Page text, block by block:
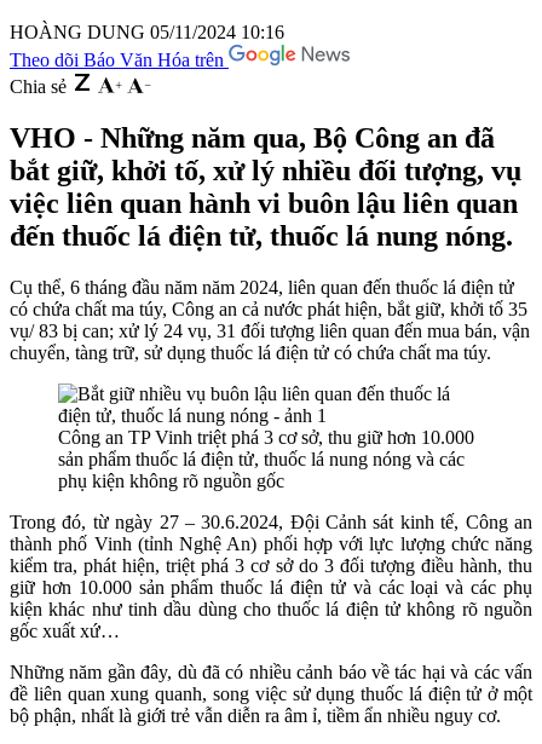
HOÀNG DUNG 05/11/2024 10:16
Theo dõi Báo Văn Hóa trên
Chia sẻ
VHO - Những năm qua, Bộ Công an đã
bắt giữ, khởi tố, xử lý nhiều đối tượng, vụ
việc liên quan hành vi buôn lậu liên quan
đến thuốc lá điện tử, thuốc lá nung nóng.
Cụ thể, 6 tháng đầu năm năm 2024, liên quan đến thuốc lá điện tử
có chứa chất ma túy, Công an cả nước phát hiện, bắt giữ, khởi tố 35
vụ/ 83 bị can; xử lý 24 vụ, 31 đối tượng liên quan đến mua bán, vận
chuyển, tàng trữ, sử dụng thuốc lá điện tử có chứa chất ma túy.
Công an TP Vinh triệt phá 3 cơ sở, thu giữ hơn 10.000
sản phẩm thuốc lá điện tử, thuốc lá nung nóng và các
phụ kiện không rõ nguồn gốc
Trong đó, từ ngày 27 – 30.6.2024, Đội Cảnh sát kinh tế, Công an
thành phố Vinh (tỉnh Nghệ An) phối hợp với lực lượng chức năng
kiểm tra, phát hiện, triệt phá 3 cơ sở do 3 đối tượng điều hành, thu
giữ hơn 10.000 sản phẩm thuốc lá điện tử và các loại và các phụ
kiện khác như tinh dầu dùng cho thuốc lá điện tử không rõ nguồn
gốc xuất xứ…
Những năm gần đây, dù đã có nhiều cảnh báo về tác hại và các vấn
đề liên quan xung quanh, song việc sử dụng thuốc lá điện tử ở một
bộ phận, nhất là giới trẻ vẫn diễn ra âm ỉ, tiềm ẩn nhiều nguy cơ.